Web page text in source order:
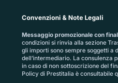
Convenzioni & Note Legali
Messaggio promozionale con
condizioni si rinvia alla sezione
gli importi sono sempre soggetti a
dell’intermediario. La consulenza
in caso di non sottoscrizione del
Policy di Prestitalia è consultabile